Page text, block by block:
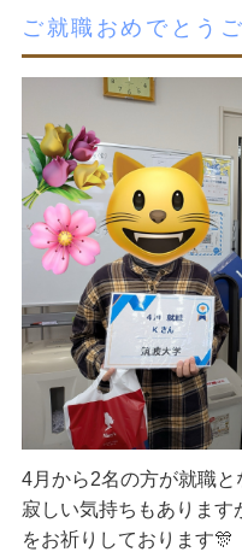
支援内容
ご利用の流れ
無料体験・お問合せ
ご就職おめでとう
4月から2名の方が就職と
寂しい気持ちもあります
をお祈りしております🎊